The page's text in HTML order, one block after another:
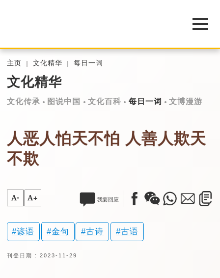
主页 文化精华 每日一词
文化精华
文化传承 图说中国 文化百科 每日一词 文博漫游
人恶人怕天不怕 人善人欺天
不欺
A- A+ 我要回应
谚语 金句 古诗 古语
刊登日期 : 2023-11-29